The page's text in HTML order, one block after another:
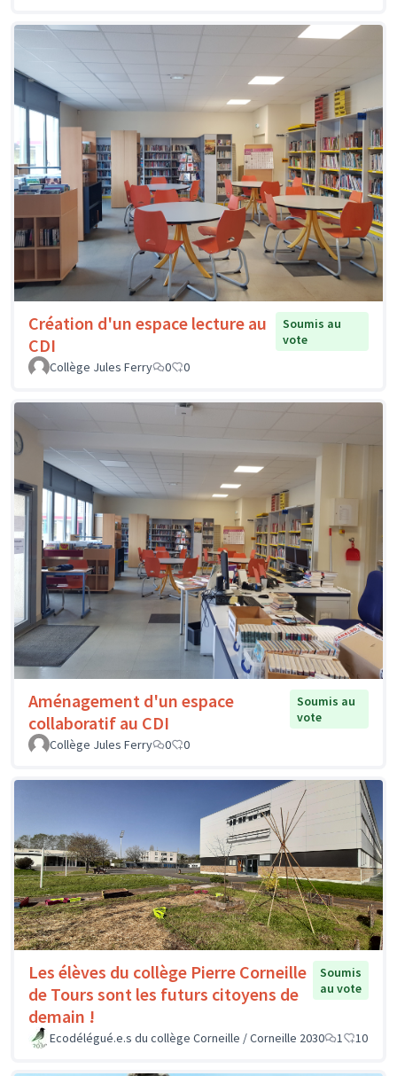
Création d'un espace lecture au
CDI
Soumis au
vote
Collège Jules Ferry
0 0
Aménagement d'un espace
collaboratif au CDI
Soumis au
vote
Collège Jules Ferry
0 0
Les élèves du collège Pierre Corneille
de Tours sont les futurs citoyens de
demain !
Soumis
au vote
Ecodélégué.e.s du collège Corneille / Corneille 2030 1 10